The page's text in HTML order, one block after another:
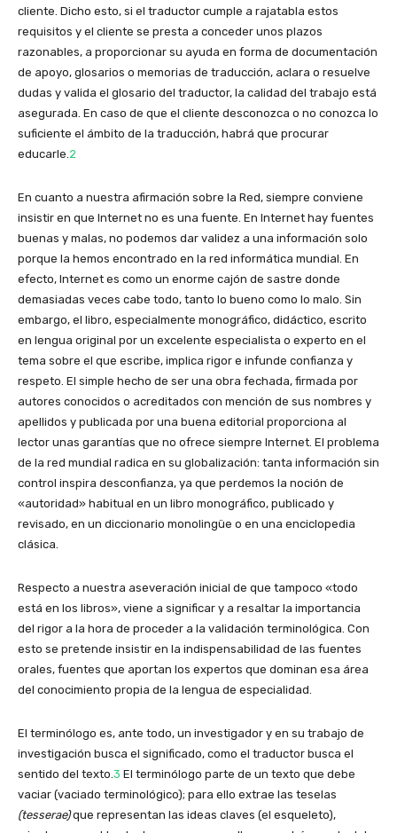
cliente. Dicho esto, si el traductor cumple a rajatabla estos
requisitos y el cliente se presta a conceder unos plazos
razonables, a proporcionar su ayuda en forma de documentación
de apoyo, glosarios o memorias de traducción, aclara o resuelve
dudas y valida el glosario del traductor, la calidad del trabajo está
asegurada. En caso de que el cliente desconozca o no conozca lo
suficiente el ámbito de la traducción, habrá que procurar
educarle. 2
En cuanto a nuestra afirmación sobre la Red, siempre conviene
insistir en que Internet no es una fuente. En Internet hay fuentes
buenas y malas, no podemos dar validez a una información solo
porque la hemos encontrado en la red informática mundial. En
efecto, Internet es como un enorme cajón de sastre donde
demasiadas veces cabe todo, tanto lo bueno como lo malo. Sin
embargo, el libro, especialmente monográfico, didáctico, escrito
en lengua original por un excelente especialista o experto en el
tema sobre el que escribe, implica rigor e infunde confianza y
respeto. El simple hecho de ser una obra fechada, firmada por
autores conocidos o acreditados con mención de sus nombres y
apellidos y publicada por una buena editorial proporciona al
lector unas garantías que no ofrece siempre Internet. El problema
de la red mundial radica en su globalización: tanta información sin
control inspira desconfianza, ya que perdemos la noción de
«autoridad» habitual en un libro monográfico, publicado y
revisado, en un diccionario monolingüe o en una enciclopedia
clásica.
Respecto a nuestra aseveración inicial de que tampoco «todo
está en los libros», viene a significar y a resaltar la importancia
del rigor a la hora de proceder a la validación terminológica. Con
esto se pretende insistir en la indispensabilidad de las fuentes
orales, fuentes que aportan los expertos que dominan esa área
del conocimiento propia de la lengua de especialidad.
El terminólogo es, ante todo, un investigador y en su trabajo de
investigación busca el significado, como el traductor busca el
sentido del texto. 3 El terminólogo parte de un texto que debe
vaciar (vaciado terminológico); para ello extrae las teselas
(tesserae)que representan las ideas claves (el esqueleto),